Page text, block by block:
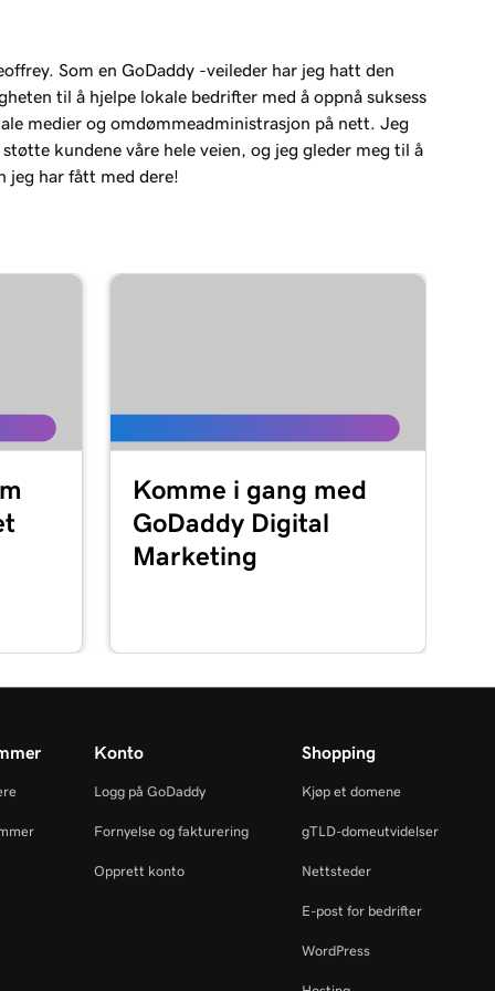
Som en GoDaddy -veileder har jeg hatt den
til å hjelpe lokale bedrifter med å oppnå suksess
medier og omdømmeadministrasjon på nett. Jeg
kundene våre hele veien, og jeg gleder meg til å
jeg har fått med dere!
Komme i gang med
GoDaddy Digital
Marketing
Konto
Logg på GoDaddy
Fornyelse og fakturering
Opprett konto
Shopping
Kjøp et domene
gTLD-domeutvidelser
Nettsteder
E-post for bedrifter
WordPress